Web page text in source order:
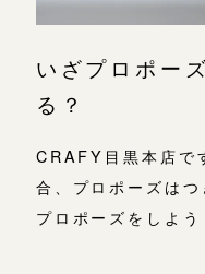
いざプロポー
る？
CRAFY目黒本店で
合、プロポーズは
プロポーズをしよ